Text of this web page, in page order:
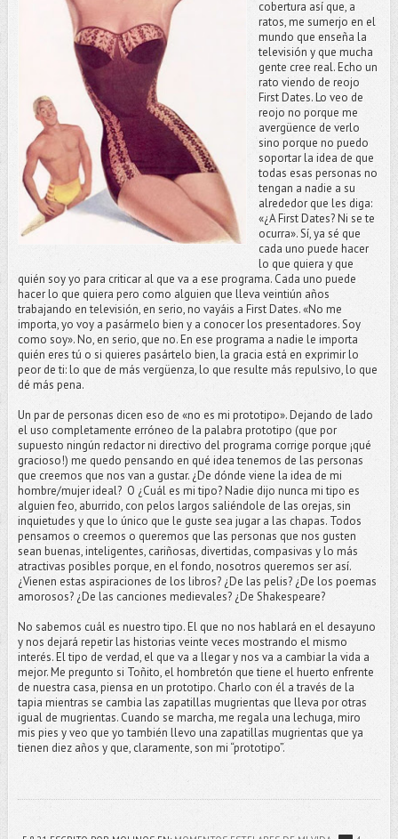
cobertura así que, a
ratos, me sumerjo en el
mundo que enseña la
televisión y que mucha
gente cree real. Echo un
rato viendo de reojo
First Dates. Lo veo de
reojo no porque me
avergüence de verlo
sino porque no puedo
soportar la idea de que
todas esas personas no
tengan a nadie a su
alrededor que les diga:
«¿A First Dates? Ni se te
ocurra». Sí, ya sé que
cada uno puede hacer
lo que quiera y que
quién soy yo para criticar al que va a ese programa. Cada uno puede
hacer lo que quiera pero como alguien que lleva veintiún años
trabajando en televisión, en serio, no vayáis a First Dates. «No me
importa, yo voy a pasármelo bien y a conocer los presentadores. Soy
como soy». No, en serio, que no. En ese programa a nadie le importa
quién eres tú o si quieres pasártelo bien, la gracia está en exprimir lo
peor de ti: lo que de más vergüenza, lo que resulte más repulsivo, lo que
dé más pena.
Un par de personas dicen eso de «no es mi prototipo». Dejando de lado
el uso completamente erróneo de la palabra prototipo (que por
supuesto ningún redactor ni directivo del programa corrige porque ¡qué
gracioso!) me quedo pensando en qué idea tenemos de las personas
que creemos que nos van a gustar. ¿De dónde viene la idea de mi
hombre/mujer ideal? O ¿Cuál es mi tipo? Nadie dijo nunca mi tipo es
alguien feo, aburrido, con pelos largos saliéndole de las orejas, sin
inquietudes y que lo único que le guste sea jugar a las chapas. Todos
pensamos o creemos o queremos que las personas que nos gusten
sean buenas, inteligentes, cariñosas, divertidas, compasivas y lo más
atractivas posibles porque, en el fondo, nosotros queremos ser así.
¿Vienen estas aspiraciones de los libros? ¿De las pelis? ¿De los poemas
amorosos? ¿De las canciones medievales? ¿De Shakespeare?
No sabemos cuál es nuestro tipo. El que no nos hablará en el desayuno
y nos dejará repetir las historias veinte veces mostrando el mismo
interés. El tipo de verdad, el que va a llegar y nos va a cambiar la vida a
mejor. Me pregunto si Toñito, el hombretón que tiene el huerto enfrente
de nuestra casa, piensa en un prototipo. Charlo con él a través de la
tapia mientras se cambia las zapatillas mugrientas que lleva por otras
igual de mugrientas. Cuando se marcha, me regala una lechuga, miro
mis pies y veo que yo también llevo una zapatillas mugrientas que ya
tienen diez años y que, claramente, son mi “prototipo”.